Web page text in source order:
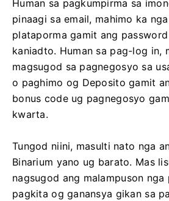
Human sa pagkumpirma sa
pinaagi sa email, mahimo ka
plataporma gamit ang
kaniadto. Human sa pag-log in,
magsugod sa pagnegosyo sa
o paghimo og Deposito gamit
bonus code ug pagnegosyo
kwarta.
Tungod niini, masulti nato nga
Binarium yano ug barato. Mas
nagsugod ang malampuson nga
pagkita og ganansya gikan sa